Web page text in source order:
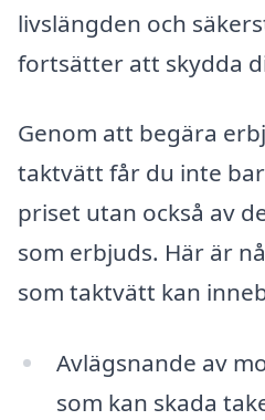
livslängden och
fortsätter att skydda
Genom att begära
taktvätt får du inte
priset utan också av
som erbjuds. Här är
som taktvätt kan
Avlägsnande av
som kan skada